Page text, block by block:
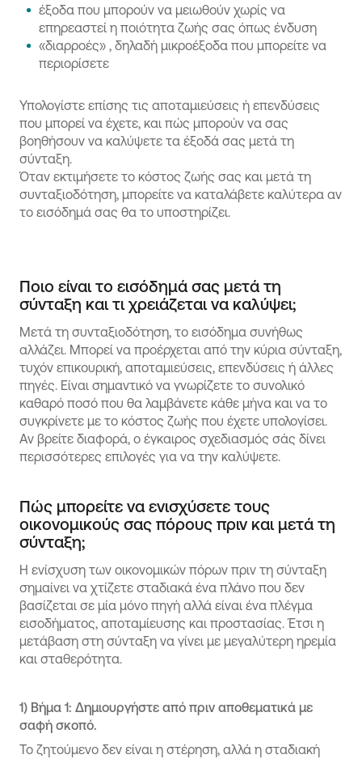
έξοδα που μπορούν να μειωθούν χωρίς να
επηρεαστεί η ποιότητα ζωής σας όπως ένδυση
«διαρροές» , δηλαδή μικροέξοδα που μπορείτε να
περιορίσετε
Υπολογίστε επίσης τις αποταμιεύσεις ή επενδύσεις
που μπορεί να έχετε, και πώς μπορούν να σας
βοηθήσουν να καλύψετε τα έξοδά σας μετά τη
σύνταξη.
Όταν εκτιμήσετε το κόστος ζωής σας και μετά τη
συνταξιοδότηση, μπορείτε να καταλάβετε καλύτερα αν
το εισόδημά σας θα το υποστηρίζει.
Ποιο είναι το εισόδημά σας μετά τη
σύνταξη και τι χρειάζεται να καλύψει;
Μετά τη συνταξιοδότηση, το εισόδημα συνήθως
αλλάζει. Μπορεί να προέρχεται από την κύρια σύνταξη,
τυχόν επικουρική, αποταμιεύσεις, επενδύσεις ή άλλες
πηγές. Είναι σημαντικό να γνωρίζετε το συνολικό
καθαρό ποσό που θα λαμβάνετε κάθε μήνα και να το
συγκρίνετε με το κόστος ζωής που έχετε υπολογίσει.
Αν βρείτε διαφορά, ο έγκαιρος σχεδιασμός σάς δίνει
περισσότερες επιλογές για να την καλύψετε.
Πώς μπορείτε να ενισχύσετε τους
οικονομικούς σας πόρους πριν και μετά τη
σύνταξη;
Η ενίσχυση των οικονομικών πόρων πριν τη σύνταξη
σημαίνει να χτίζετε σταδιακά ένα πλάνο που δεν
βασίζεται σε μία μόνο πηγή αλλά είναι ένα πλέγμα
εισοδήματος, αποταμίευσης και προστασίας. Έτσι η
μετάβαση στη σύνταξη να γίνει με μεγαλύτερη ηρεμία
και σταθερότητα.
1) Βήμα 1: Δημιουργήστε από πριν αποθεματικά με
σαφή σκοπό.
Το ζητούμενο δεν είναι η στέρηση, αλλά η σταδιακή